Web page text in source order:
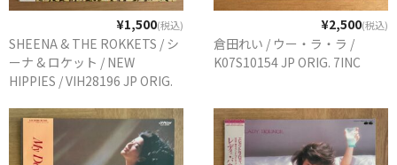
¥1,500(税込)
SHEENA & THE ROKKETS / シ
ーナ & ロケット / NEW
HIPPIES / VIH28196 JP ORIG.
¥2,500(税込)
倉田れい / ウー・ラ・ラ /
K07S10154 JP ORIG. 7INC